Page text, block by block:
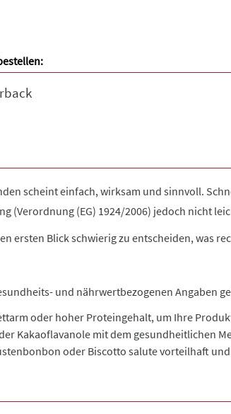
scheint einfach, wirksam und sinnvoll.
(Verordnung (EG) 1924/2006) jedoch nicht
ersten Blick schwierig zu entscheiden, was
und nährwertbezogenen Angaben
oder hoher Proteingehalt, um Ihre
Kakaoflavanole mit dem gesundheitlichen
oder Biscotto salute vorteilhaft